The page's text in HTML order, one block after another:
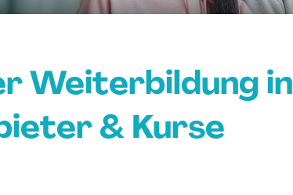
Weiterbildung in
& Kurse